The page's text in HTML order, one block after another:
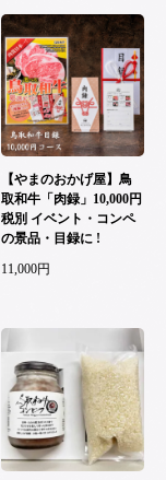
【やまのおかげ屋】鳥
取和牛「肉録」10,000円
税別 イベント・コンペ
の景品・目録に !
11,000円